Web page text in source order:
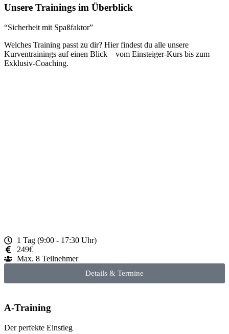
Unsere Trainings im Überblick
“Sicherheit mit Spaßfaktor”
Welches Training passt zu dir? Hier findest du alle unsere
Kurventrainings auf einen Blick – vom Einsteiger-Kurs bis zum
Exklusiv-Coaching.
1 Tag (9:00 - 17:30 Uhr)
249€
Max. 8 Teilnehmer
Details & Termine
A-Training
Der perfekte Einstieg